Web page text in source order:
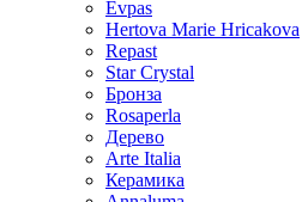
Evpas
Hertova Marie Hricakova
Repast
Star Crystal
Бронза
Rosaperla
Дерево
Arte Italia
Керамика